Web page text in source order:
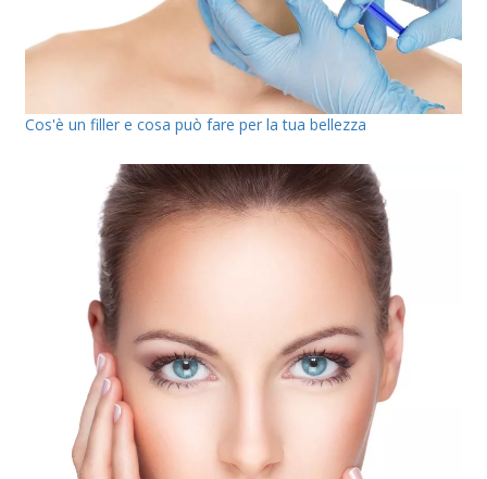
Cos'è un filler e cosa può fare per la tua bellezza